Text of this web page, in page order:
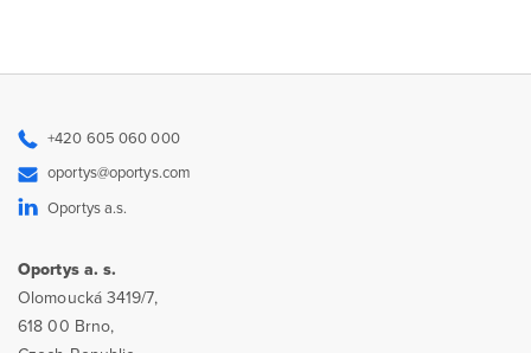
+420 605 060 000
oportys@oportys.com
Oportys a.s.
Oportys a. s.
Olomoucká 3419/7,
618 00 Brno,